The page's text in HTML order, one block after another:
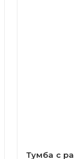
Тумба с